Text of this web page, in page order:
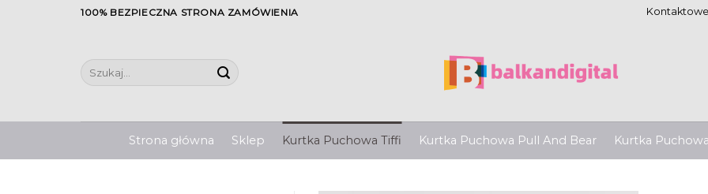
100% BEZPIECZNA STRONA ZAMÓWIENIA Kontaktowe
Szukaj:
Strona główna Sklep Kurtka Puchowa Tiffi Kurtka Puchowa Pull And Bear Kurtka